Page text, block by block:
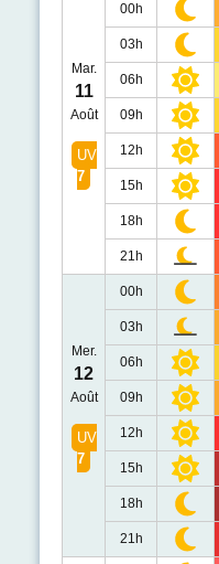
Mar.
11
Août
UV
7
00h
03h
06h
09h
12h
15h
18h
21h
Mer.
12
Août
UV
7
00h
03h
06h
09h
12h
15h
18h
21h